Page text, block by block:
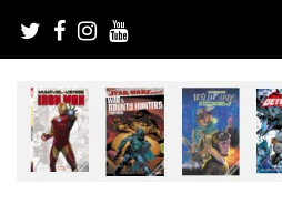
content